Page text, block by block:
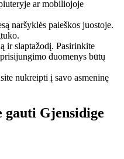
ar mobiliojoje
naršyklės paieškos juostoje.
ir slaptažodį. Pasirinkite
duomenys būtų
nukreipti į savo asmeninę
gauti Gjensidige